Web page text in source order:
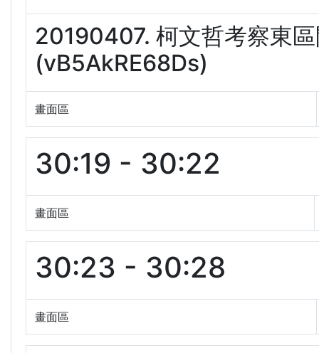
20190407. 柯文哲考察東
(vB5AkRE68Ds)
畫面區
30:19 - 30:22
畫面區
30:23 - 30:28
畫面區